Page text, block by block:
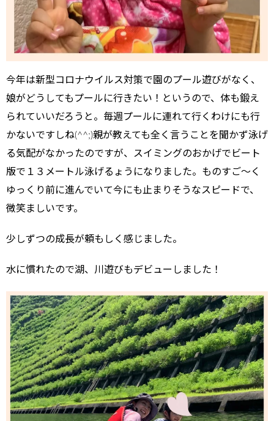
今年は新型コロナウイルス対策で園のプール遊びがなく、
娘がどうしてもプールに行きたい！というので、体も鍛え
られていいだろうと。毎週プールに連れて行くわけにも行
かないですしね(^^;)親が教えても全く言うことを聞かず泳げ
る気配がなかったのですが、スイミングのおかげでビート
版で１３メートル泳げるょうになりました。ものすご〜く
ゆっくり前に進んでいて今にも止まりそうなスピードで、
微笑ましいです。
少しずつの成長が頼もしく感じました。
水に慣れたので湖、川遊びもデビューしました！